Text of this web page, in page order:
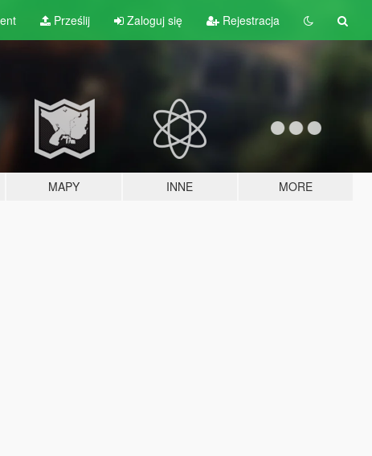
Prześlij Zaloguj się Rejestracja
MAPY INNE MORE